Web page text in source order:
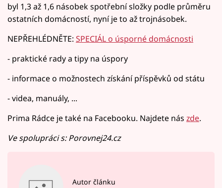
byl 1,3 až 1,6 násobek spotřební složky podle průměru
ostatních domácností, nyní je to až trojnásobek.
NEPŘEHLÉDNĚTE: SPECIÁL o úsporné domácnosti
- praktické rady a tipy na úspory
- informace o možnostech získání příspěvků od státu
- videa, manuály, ...
Prima Rádce je také na Facebooku. Najdete nás zde.
Ve spolupráci s: Porovnej24.cz
Autor článku